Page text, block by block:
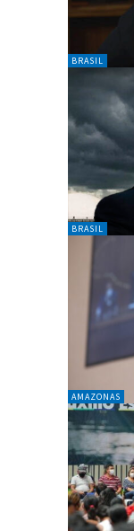
BRASIL
BRASIL
AMAZONAS